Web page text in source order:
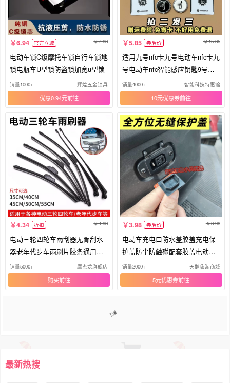
6.94 官方立减 7.88
电动车锁C级摩托车锁自行车锁地
锁电瓶车U型锁防盗锁加宽u型锁
销量1000+ 辉煌五金锁具
优惠0.94元
5.85 券后价 15.85
适用九号nfc卡九号电动车nfc卡九
号电动车nfc智能感应钥匙9号配
件
销量4000+ 智能科技特惠馆
10元优惠券
4.34 折扣 4.93
电动三轮四轮车雨刮器无骨刮水
器老年代步车雨刷片胶条通用雨
刷臂
销量5000+ 摩杰龙旗舰店
购买
3.98 券后价 8.98
电动车充电口防水盖胶盖充电保
护盖防尘防触碰配套胶盖电动车
配件
销量2000+ 天鹅嗨淘商城
5元优惠券
4
最新热搜